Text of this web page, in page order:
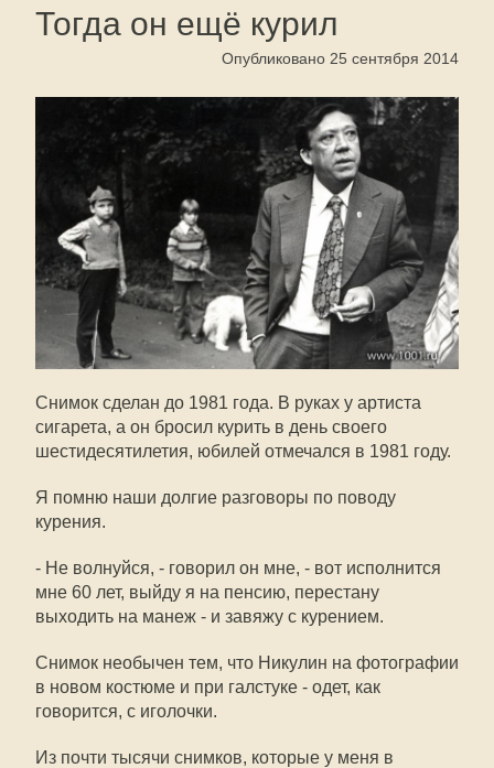
Тогда он ещё курил
Опубликовано 25 сентября 2014
Снимок сделан до 1981 года. В руках у артиста
сигарета, а он бросил курить в день своего
шестидесятилетия, юбилей отмечался в 1981 году.
Я помню наши долгие разговоры по поводу
курения.
- Не волнуйся, - говорил он мне, - вот исполнится
мне 60 лет, выйду я на пенсию, перестану
выходить на манеж - и завяжу с курением.
Снимок необычен тем, что Никулин на фотографии
в новом костюме и при галстуке - одет, как
говорится, с иголочки.
Из почти тысячи снимков, которые у меня в